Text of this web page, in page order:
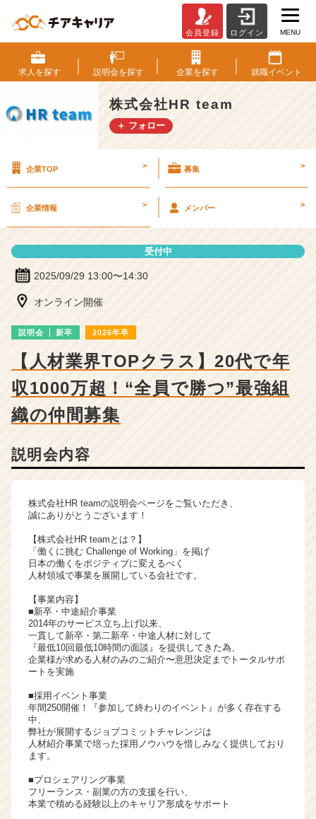
式
会
社
H
R
t
の
会
詳
細
|
ャ
成
長
企
業
か
カ
ウ
ト
が
く
就
活
ト
チ
ア
キ
ア
h
e
r
C
a
会員登録 ログイン MENU
求人を探す 説明会を探す 企業を探す 就職イベント
株式会社HR team
＋ フォロー
企業TOP > 募集 >
企業情報 > メンバー >
受付中
2025/09/29 13:00〜14:30
オンライン開催
説明会 新卒 2026年卒
【人材業界TOPクラス】20代で年
収1000万超！“全員で勝つ”最強組
織の仲間募集
説明会内容
株式会社HR teamの説明会ページをご覧いただき、
誠にありがとうございます！
【株式会社HR teamとは？】
「働くに挑む Challenge of Working」を掲げ
日本の働くをポジティブに変えるべく
人材領域で事業を展開している会社です。
【事業内容】
■新卒・中途紹介事業
2014年のサービス立ち上げ以来、
一貫して新卒・第二新卒・中途人材に対して
『最低10回最低10時間の面談』を提供してきた為、
企業様が求める人材のみのご紹介〜意思決定までトータルサポ
ートを実施
■採用イベント事業
年間250開催！『参加して終わりのイベント』が多く存在する
中、
弊社が展開するジョブコミットチャレンジは
人材紹介事業で培った採用ノウハウを惜しみなく提供しており
ます。
■プロシェアリング事業
フリーランス・副業の方の支援を行い、
本業で積める経験以上のキャリア形成をサポート